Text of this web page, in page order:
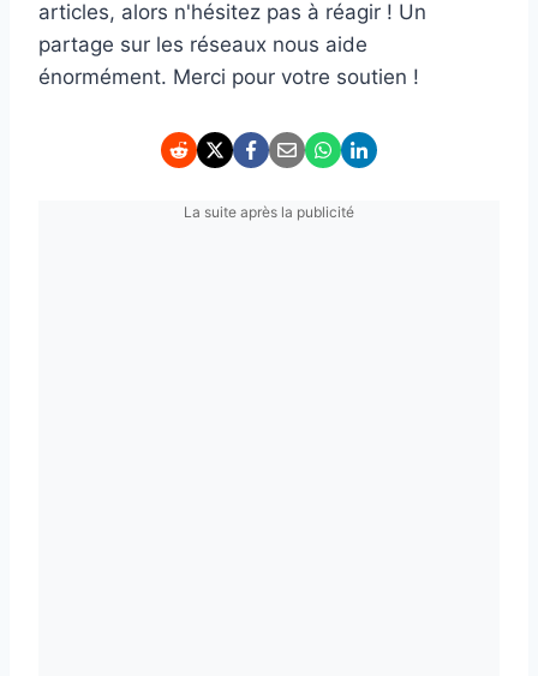
articles, alors n'hésitez pas à réagir ! Un
partage sur les réseaux nous aide
énormément. Merci pour votre soutien !
La suite après la publicité